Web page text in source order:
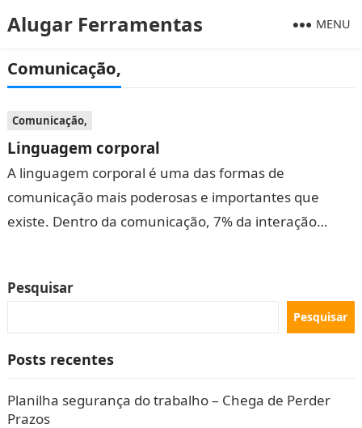
Alugar Ferramentas MENU
Comunicação,
Comunicação,
Linguagem corporal
A linguagem corporal é uma das formas de
comunicação mais poderosas e importantes que
existe. Dentro da comunicação, 7% da interação
Pesquisar
Pesquisar
Posts recentes
Planilha segurança do trabalho – Chega de Perder
Prazos